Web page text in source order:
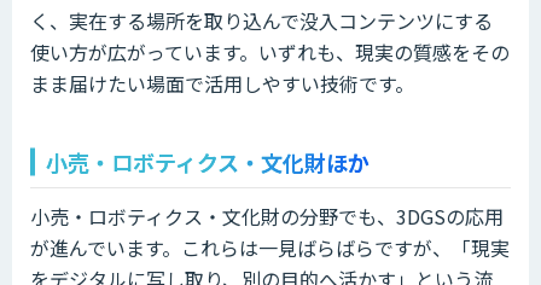
く、実在する場所を取り込んで没入コンテンツにする
使い方が広がっています。いずれも、現実の質感をその
まま届けたい場面で活用しやすい技術です。
小売・ロボティクス・文化財ほか
小売・ロボティクス・文化財の分野でも、3DGSの応用
が進んでいます。これらは一見ばらばらですが、「現実
をデジタルに写し取り、別の目的へ活かす」という流